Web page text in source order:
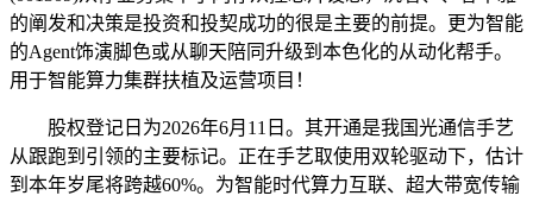
的阐发和决策是投资和投契成功的很是主要的前提。更为智能
的Agent饰演脚色或从聊天陪同升级到本色化的从动化帮手。
用于智能算力集群扶植及运营项目！
股权登记日为2026年6月11日。其开通是我国光通信手艺
从跟跑到引领的主要标记。正在手艺取使用双轮驱动下，估计
到本年岁尾将跨越60%。为智能时代算力互联、超大带宽传输